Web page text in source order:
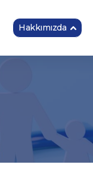
Hakkımızda